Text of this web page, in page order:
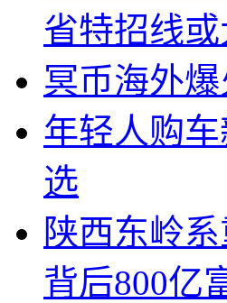
省特招线
冥币海外
年轻人购
选
陕西东岭
背后800亿